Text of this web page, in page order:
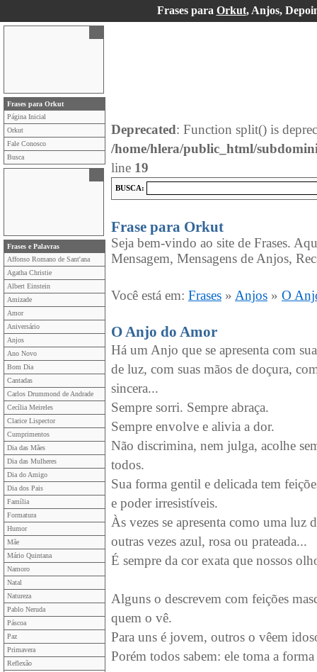
Frases para Orkut, Anjos,
Frases para Orkut
Página Inicial
Orkut
Fale Conosco
Busca
Frases e Palavras
Affonso Romano de Sant'ana
Agatha Christie
Albert Einstein
Amizade
Amor
Aniversário
Anjos
Ano Novo
Bom Dia
Cantadas
Carlos Drummond de Andrade
Cecília Meireles
Clarice Lispector
Cumprimentos
Dia das Mães
Dia das Mulheres
Dia do Amigo
Dia dos Pais
Família
Formatura
Humor
Mãe
Mário Quintana
Namoro
Natal
Natureza
Pablo Neruda
Páscoa
Paz
Primavera
Reflexão
Deprecated: Function split() is
/home/hlera/public_html/
line 19
BUSCA:
Frase para Orkut
Seja bem-vindo ao site de Frases.
Mensagem, Mensagens de Anjos,
Você está em: Frases » Anjos » O
O Anjo do Amor
Há um Anjo que se apresenta com
de luz, com suas mãos de doçura,
sincera...
Sempre sorri. Sempre abraça.
Sempre envolve e alivia a dor.
Não discrimina, nem julga, acolhe
todos.
Sua forma gentil e delicada tem
e poder irresistíveis.
Às vezes se apresenta como uma luz
outras vezes azul, rosa ou prateada...
É sempre da cor exata que nossos
Alguns o descrevem com feições
quem o vê.
Para uns é jovem, outros o vêem
Porém todos sabem: ele toma a